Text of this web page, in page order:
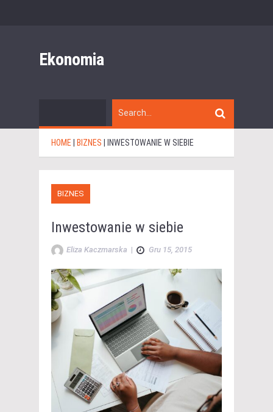
Ekonomia
HOME BIZNES INWESTOWANIE W SIEBIE
BIZNES
Inwestowanie w siebie
Eliza Kaczmarska | Gru 15, 2015